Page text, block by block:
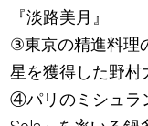
『淡路美月』
③東京の精進料理
星を獲得した野村
④パリのミシュラ